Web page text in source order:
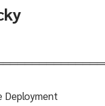
Deployment